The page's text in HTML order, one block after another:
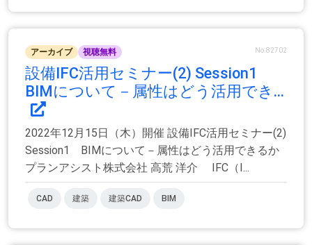
アーカイブ 視聴無料 No.82702
設備IFC活用セミナー(2) Session1
BIMについて－属性はどう活用でき...
2022年12月15日（木）開催 設備IFC活用セミナー(2)
Session1 BIMについて－属性はどう活用できるか
プランアシスト株式会社 高荒 洋介 IFC（I...
CAD 建築 建築CAD BIM